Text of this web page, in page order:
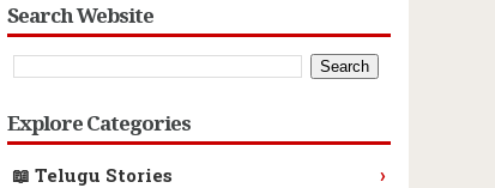
Search Website
Explore Categories
📖 Telugu Stories ›